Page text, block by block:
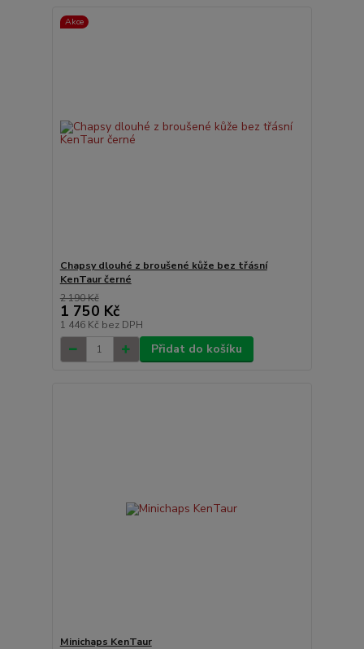
Akce
Chapsy dlouhé z broušené kůže bez třásní
KenTaur černé
2 190 Kč
1 750 Kč
1 446 Kč bez DPH
Přidat do košíku
Minichaps KenTaur